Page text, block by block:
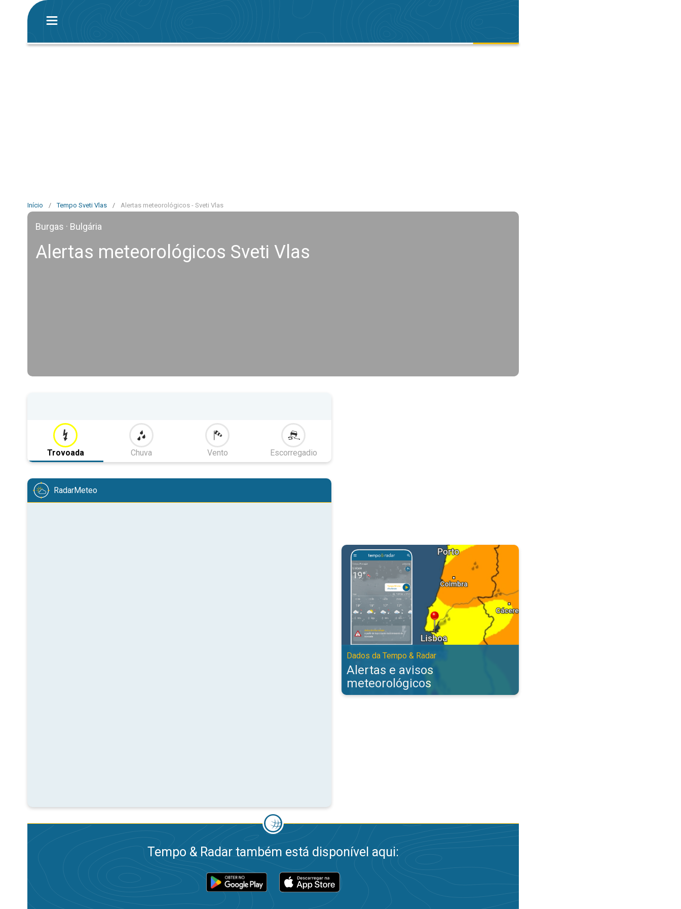
Início / Tempo Sveti Vlas / Alertas meteorológicos - Sveti Vlas
Burgas · Bulgária
Alertas meteorológicos Sveti Vlas
Trovoada Chuva Vento Escorregadio
RadarMeteo
Alertas e avisos meteorológicos. Dados da Tempo & Radar. . .
Dados da Tempo & Radar
Alertas e avisos
meteorológicos
Tempo & Radar também está disponível aqui: